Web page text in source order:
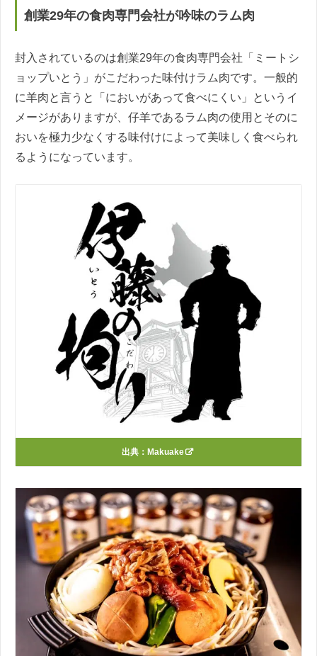
創業29年の食肉専門会社が吟味のラム肉
封入されているのは創業29年の食肉専門会社「ミートシ
ョップいとう」がこだわった味付けラム肉です。一般的
に羊肉と言うと「においがあって食べにくい」というイ
メージがありますが、仔羊であるラム肉の使用とそのに
おいを極力少なくする味付けによって美味しく食べられ
るようになっています。
出典： Makuake